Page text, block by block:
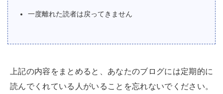
一度離れた読者は戻ってきません
上記の内容をまとめると、あなたのブログには定期的に
読んでくれている人がいることを忘れないでください。